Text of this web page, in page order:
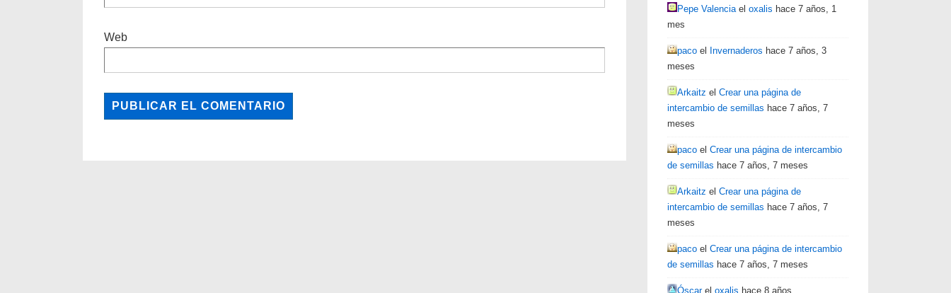
Web
Pepe Valenciael oxalis hace 7 años, 1
mes
paco el Invernaderos hace 7 años, 3
meses
Arkaitz el Crear una página de
intercambio de semillas hace 7 años, 7
meses
paco el Crear una página de intercambio
de semillas hace 7 años, 7 meses
Arkaitz el Crear una página de
intercambio de semillas hace 7 años, 7
meses
paco el Crear una página de intercambio
de semillas hace 7 años, 7 meses
Óscarel oxalis hace 8 años